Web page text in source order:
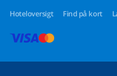
Hoteloversigt Find på kort